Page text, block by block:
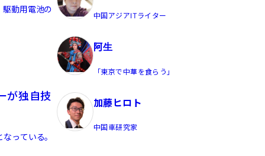
動用電池の
が独自技
っている。
中国アジアITライター
阿生
「東京で中華を食らう」
加藤ヒロト
中国車研究家